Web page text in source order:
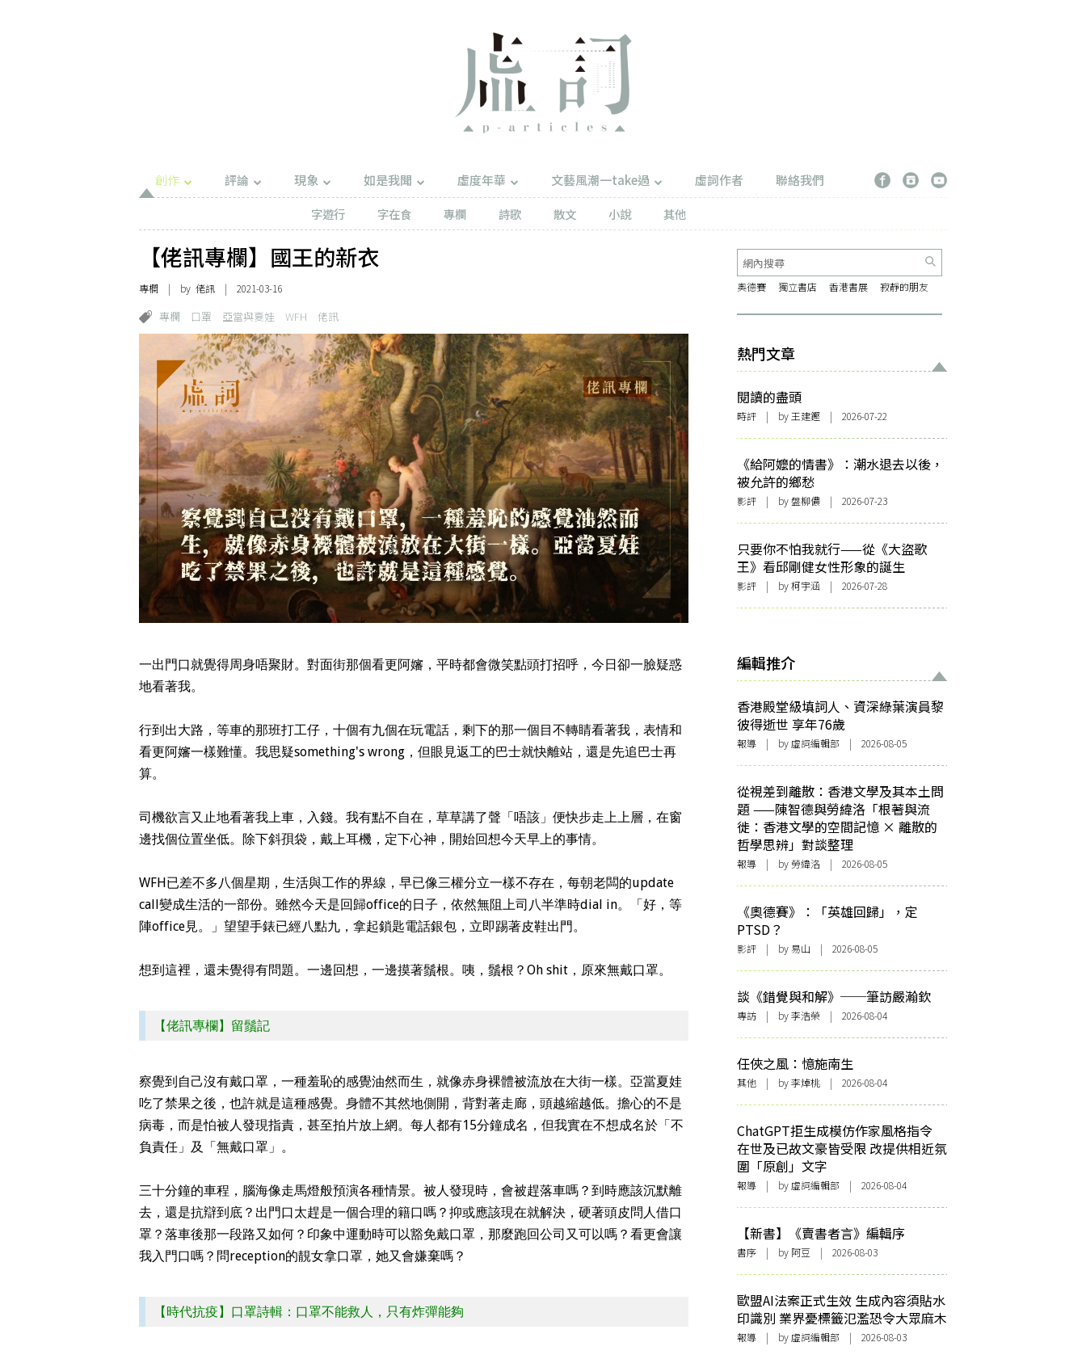
創作 評論 現象 如是我聞 虛度年華 文藝風潮一take過 虛詞作者
聯絡我們
字遊行
字在食 專欄 詩歌 散文 小說 其他
【佬訊專欄】國王的新衣
專欄 | by 佬訊 | 2021-03-16
專欄 口罩 亞當與夏娃 WFH 佬訊
一出門口就覺得周身唔聚財。對面街那個看更阿嬸，平時都會微笑點頭打招呼，今日卻一臉疑惑
地看著我。
行到出大路，等車的那班打工仔，十個有九個在玩電話，剩下的那一個目不轉睛看著我，表情和
看更阿嬸一樣難懂。我思疑something's wrong，但眼見返工的巴士就快離站，還是先追巴士再
算。
司機欲言又止地看著我上車，入錢。我有點不自在，草草講了聲「唔該」便快步走上上層，在窗
邊找個位置坐低。除下斜孭袋，戴上耳機，定下心神，開始回想今天早上的事情。
WFH已差不多八個星期，生活與工作的界線，早已像三權分立一樣不存在，每朝老闆的update
call變成生活的一部份。雖然今天是回歸office的日子，依然無阻上司八半準時dial in。「好，等
陣office見。」望望手錶已經八點九，拿起鎖匙電話銀包，立即踢著皮鞋出門。
想到這裡，還未覺得有問題。一邊回想，一邊摸著鬚根。咦，鬚根？Oh shit，原來無戴口罩。
【佬訊專欄】留鬚記
察覺到自己沒有戴口罩，一種羞恥的感覺油然而生，就像赤身裸體被流放在大街一樣。亞當夏娃
吃了禁果之後，也許就是這種感覺。身體不其然地側開，背對著走廊，頭越縮越低。擔心的不是
病毒，而是怕被人發現指責，甚至拍片放上網。每人都有15分鐘成名，但我實在不想成名於「不
負責任」及「無戴口罩」。
三十分鐘的車程，腦海像走馬燈般預演各種情景。被人發現時，會被趕落車嗎？到時應該沉默離
去，還是抗辯到底？出門口太趕是一個合理的籍口嗎？抑或應該現在就解決，硬著頭皮問人借口
罩？落車後那一段路又如何？印象中運動時可以豁免戴口罩，那麼跑回公司又可以嗎？看更會讓
我入門口嗎？問reception的靚女拿口罩，她又會嫌棄嗎？
【時代抗疫】口罩詩輯：口罩不能救人，只有炸彈能夠
奧德賽 獨立書店 香港書展 寂靜的朋友
熱門文章
閱讀的盡頭
時評 | by 王建鏗 | 2026-07-22
《給阿嬤的情書》：潮水退去以後，
被允許的鄉愁
影評 | by 盤柳儂 | 2026-07-23
只要你不怕我就行——從《大盜歌
王》看邱剛健女性形象的誕生
影評 | by 柯宇涵 | 2026-07-28
編輯推介
香港殿堂級填詞人、資深綠葉演員黎
彼得逝世 享年76歲
報導 | by 虛詞編輯部 | 2026-08-05
從視差到離散：香港文學及其本土問
題 ——陳智德與勞緯洛「根著與流
徙：香港文學的空間記憶 × 離散的
哲學思辨」對談整理
報導 | by 勞緯洛 | 2026-08-05
《奧德賽》：「英雄回歸」，定
PTSD？
影評 | by 易山 | 2026-08-05
談《錯覺與和解》──筆訪嚴瀚欽
專訪 | by 李浩榮 | 2026-08-04
任俠之風：憶施南生
其他 | by 李焯桃 | 2026-08-04
ChatGPT拒生成模仿作家風格指令
在世及已故文豪皆受限 改提供相近氛
圍「原創」文字
報導 | by 虛詞編輯部 | 2026-08-04
【新書】《賣書者言》編輯序
書序 | by 阿豆 | 2026-08-03
歐盟AI法案正式生效 生成內容須貼水
印識別 業界憂標籤氾濫恐令大眾麻木
報導 | by 虛詞編輯部 | 2026-08-03